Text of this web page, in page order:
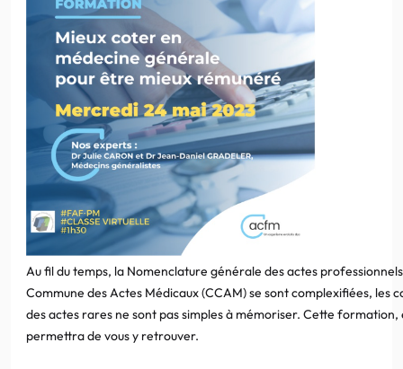
Au fil du temps, la Nomenclature générale des actes
Commune des Actes Médicaux (CCAM) se sont complexifiées, les
des actes rares ne sont pas simples à mémoriser. Cette formation,
permettra de vous y retrouver.